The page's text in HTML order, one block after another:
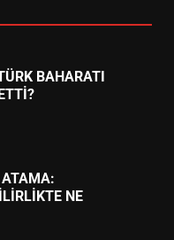
BAHARATI
ATAMA:
NE